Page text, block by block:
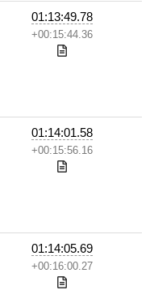
01:13:49.78
+00:15:44.36
01:14:01.58
+00:15:56.16
01:14:05.69
+00:16:00.27